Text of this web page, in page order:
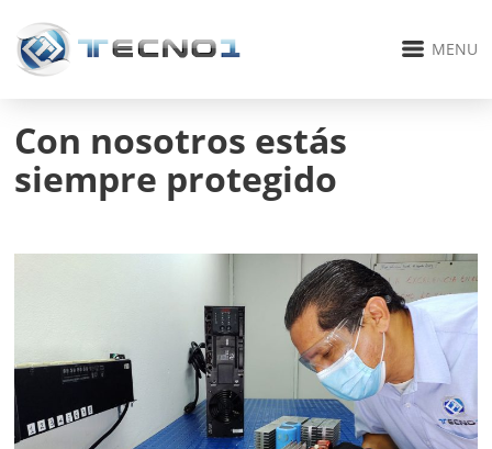
MENU
Con nosotros estás
siempre protegido